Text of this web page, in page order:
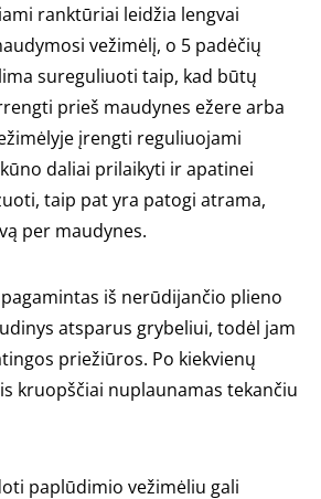
ranktūriai leidžia lengvai
vežimėlį, o 5 padėčių
sureguliuoti taip, kad būtų
prieš maudynes ežere arba
įrengti reguliuojami
daliai prilaikyti ir apatinei
taip pat yra patogi atrama,
per maudynes.
iš nerūdijančio plieno
atsparus grybeliui, todėl jam
priežiūros. Po kiekvienų
kruopščiai nuplaunamas tekančiu
paplūdimio vežimėliu gali